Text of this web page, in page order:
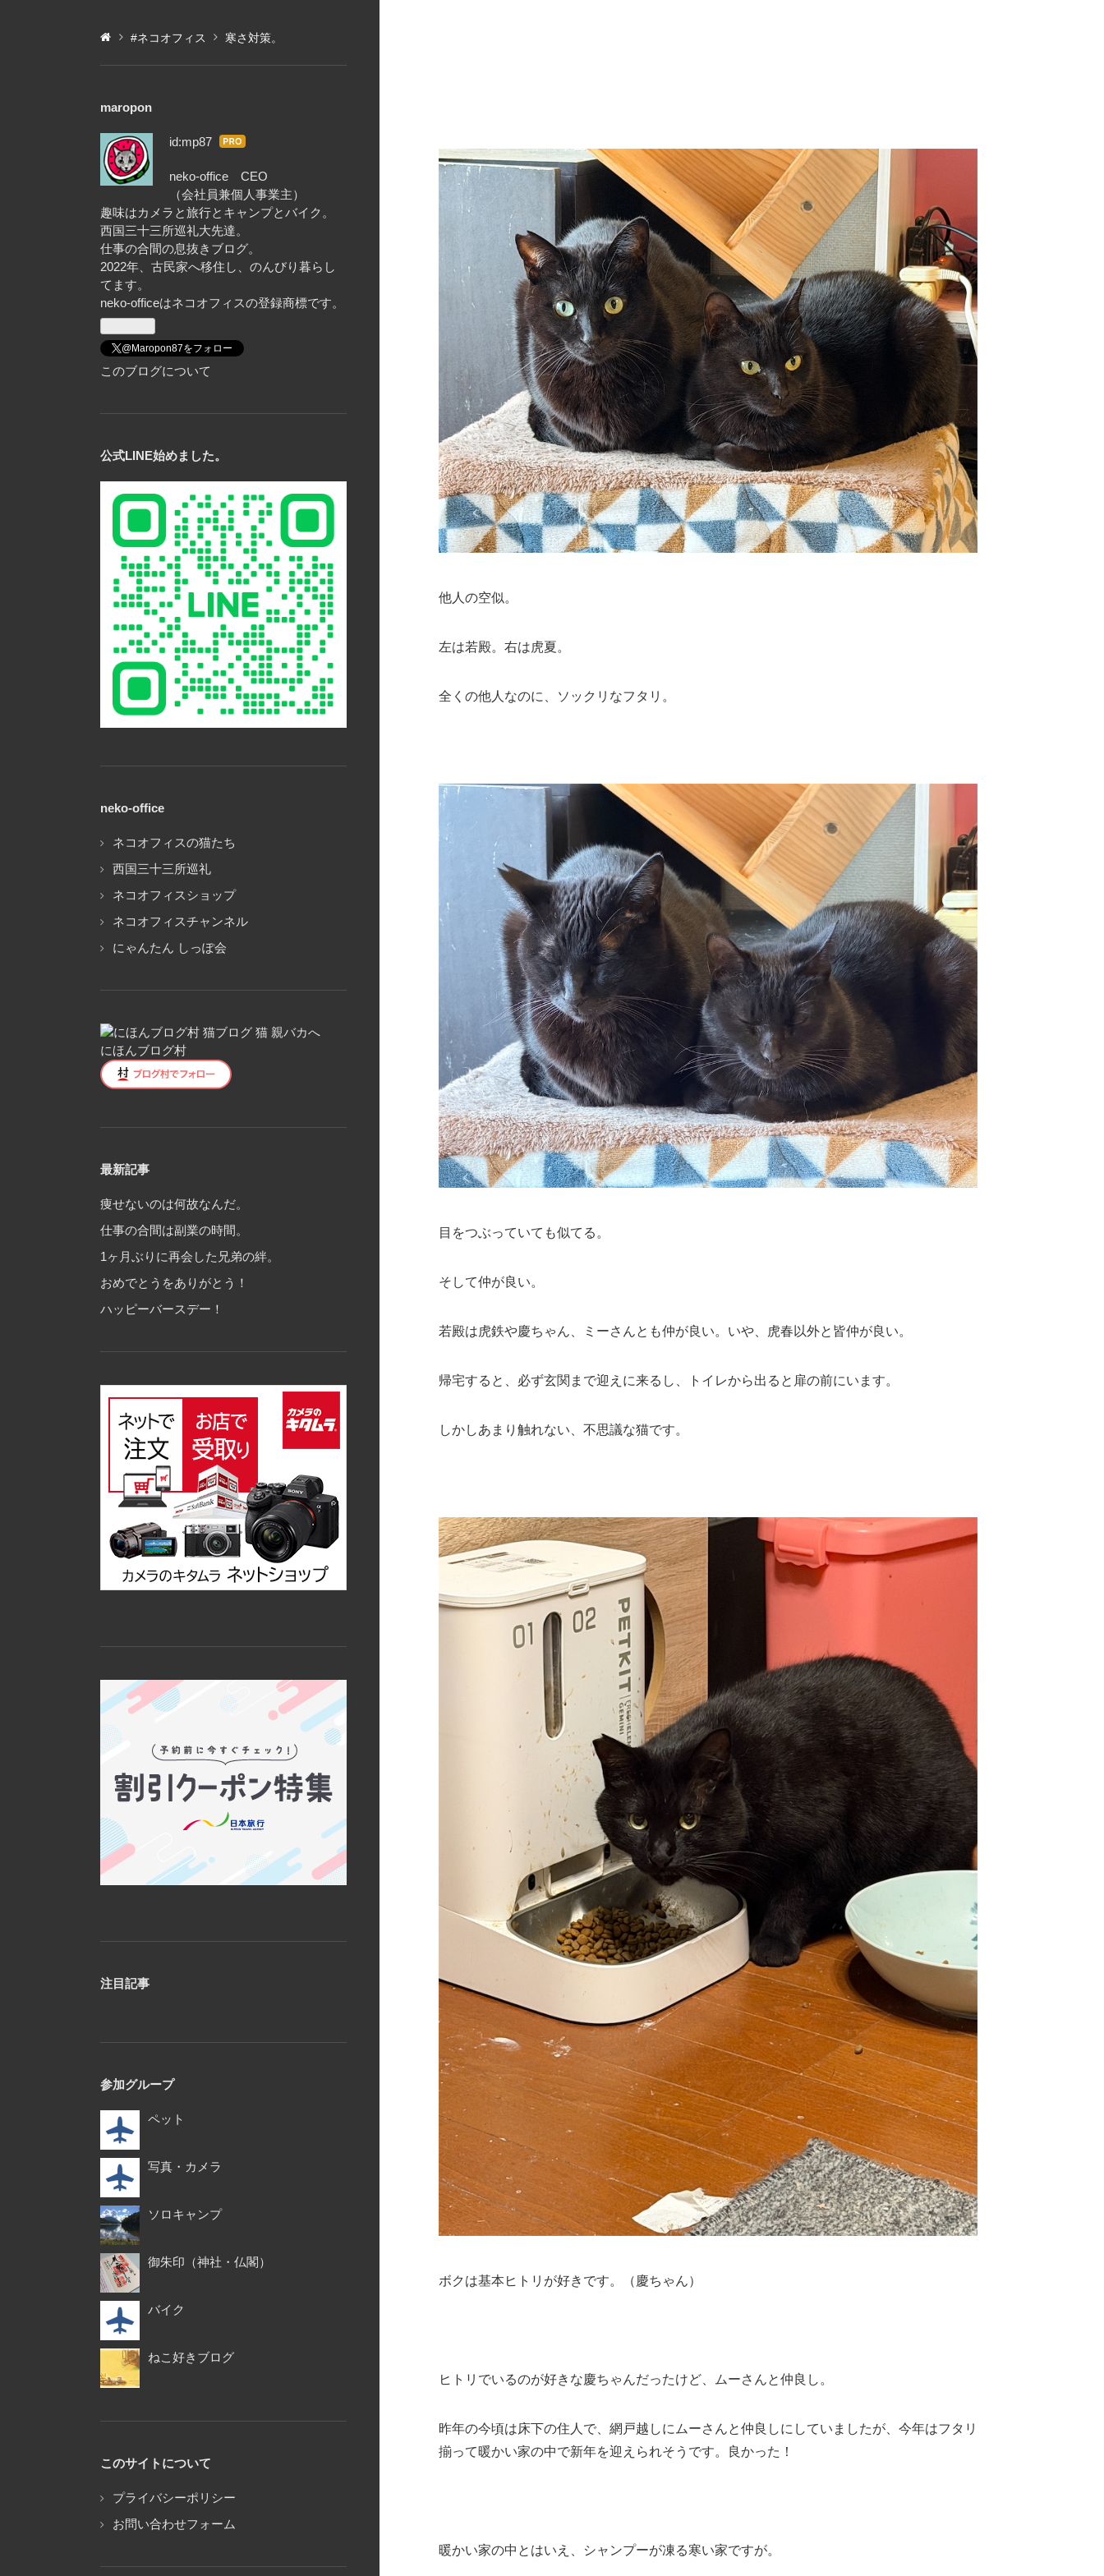
#ネコオフィス 寒さ対策。
他人の空似。
左は若殿。右は虎夏。
全くの他人なのに、ソックリなフタリ。
目をつぶっていても似てる。
そして仲が良い。
若殿は虎鉄や慶ちゃん、ミーさんとも仲が良い。いや、虎春以外と皆仲が良い。
帰宅すると、必ず玄関まで迎えに来るし、トイレから出ると扉の前にいます。
しかしあまり触れない、不思議な猫です。
ボクは基本ヒトリが好きです。（慶ちゃん）
ヒトリでいるのが好きな慶ちゃんだったけど、ムーさんと仲良し。
昨年の今頃は床下の住人で、網戸越しにムーさんと仲良しにしていましたが、今年はフタリ
揃って暖かい家の中で新年を迎えられそうです。良かった！
暖かい家の中とはいえ、シャンプーが凍る寒い家ですが。
maropon
id:mp87 はて
ログ
Pro
neko-office CEO
（会社員兼個人事業主）
趣味はカメラと旅行とキャンプとバイク。
西国三十三所巡礼大先達。
仕事の合間の息抜きブログ。
2022年、古民家へ移住し、のんびり暮らし
てます。
neko-officeはネコオフィスの登録商標です。
@Maropon87をフォロー
このブログについて
公式LINE始めました。
neko-office
ネコオフィスの猫たち
西国三十三所巡礼
ネコオフィスショップ
ネコオフィスチャンネル
にゃんたん しっぽ会
にほんブログ村
最新記事
痩せないのは何故なんだ。
仕事の合間は副業の時間。
1ヶ月ぶりに再会した兄弟の絆。
おめでとうをありがとう！
ハッピーバースデー！
注目記事
参加グループ
ペット
写真・カメラ
ソロキャンプ
御朱印（神社・仏閣）
バイク
ねこ好きブログ
このサイトについて
プライバシーポリシー
お問い合わせフォーム